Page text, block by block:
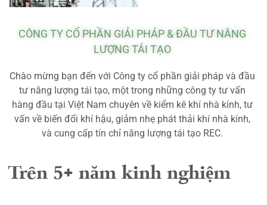
CÔNG TY CỔ PHẦN GIẢI PHÁP & ĐẦU TƯ NĂNG
LƯỢNG TÁI TẠO
Chào mừng bạn đến với Công ty cổ phần giải pháp và đầu
tư năng lượng tái tạo, một trong những công ty tư vấn
hàng đầu tại Việt Nam chuyên về kiểm kê khí nhà kính, tư
vấn về biến đổi khí hậu, giảm nhẹ phát thải khí nhà kính,
và cung cấp tín chỉ năng lượng tái tạo REC.
Trên 5+ năm kinh nghiệm